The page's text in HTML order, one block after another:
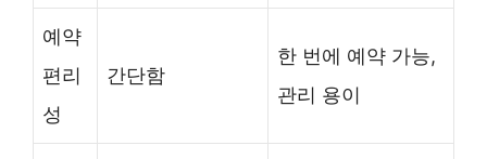
예약
편리
성
간단함
한 번에 예약 가능,
관리 용이